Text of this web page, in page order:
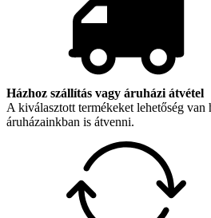
Házhoz szállítás vagy áruházi átvétel
A kiválasztott termékeket lehetőség van
áruházainkban is átvenni.